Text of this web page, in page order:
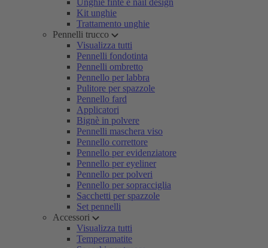
Unghie finte e nail design
Kit unghie
Trattamento unghie
Pennelli trucco
Visualizza tutti
Pennelli fondotinta
Pennelli ombretto
Pennello per labbra
Pulitore per spazzole
Pennello fard
Applicatori
Bignè in polvere
Pennelli maschera viso
Pennello correttore
Pennello per evidenziatore
Pennello per eyeliner
Pennello per polveri
Pennello per sopracciglia
Sacchetti per spazzole
Set pennelli
Accessori
Visualizza tutti
Temperamatite